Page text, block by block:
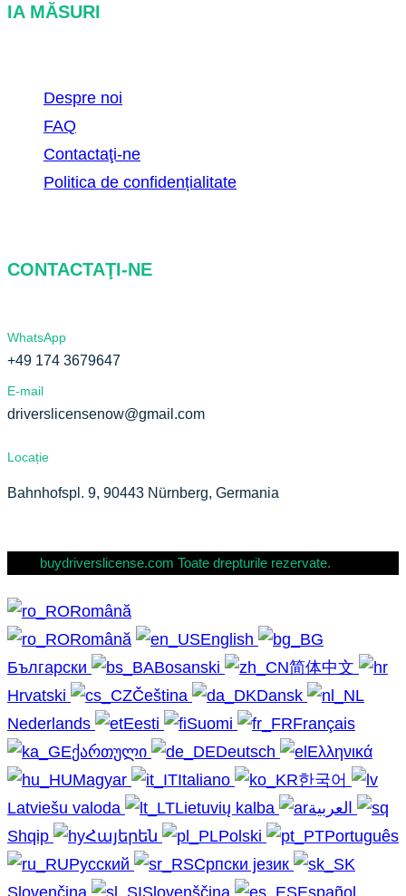
IA MĂSURI
Despre noi
FAQ
Contactaţi-ne
Politica de confidențialitate
CONTACTAŢI-NE
WhatsApp
+49 174 3679647
E-mail
driverslicensenow@gmail.com
Locație
Bahnhofspl. 9, 90443 Nürnberg, Germania
buydriverslicense.com Toate drepturile rezervate.
Română
Română
English
Български
Bosanski
简体中文
Hrvatski
Čeština
Dansk
Nederlands
Eesti Suomi
Français
ქართული
Deutsch
Ελληνικά
Magyar
Italiano
한국어
Latviešu valoda
Lietuvių kalba
Shqip
Հայերեն Polski
Português
Русский
Српски језик
Slovenčina
Slovenščina Español